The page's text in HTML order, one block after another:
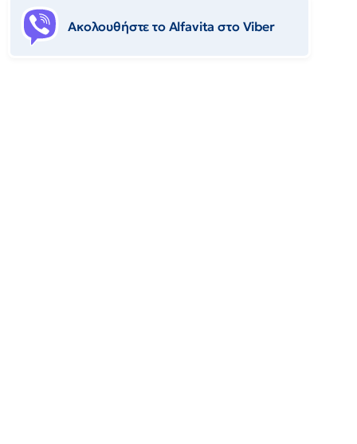
Ακολουθήστε το Αlfavita στο Viber